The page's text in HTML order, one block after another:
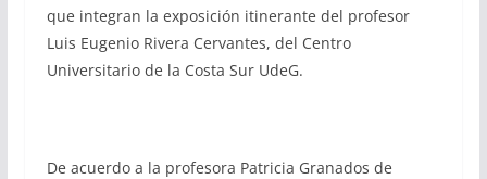
que integran la exposición itinerante del profesor
Luis Eugenio Rivera Cervantes, del Centro
Universitario de la Costa Sur UdeG.
De acuerdo a la profesora Patricia Granados de